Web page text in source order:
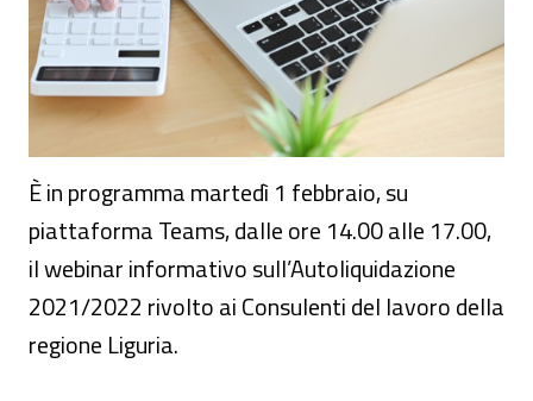
È in programma martedì 1 febbraio, su
piattaforma Teams, dalle ore 14.00 alle 17.00,
il webinar informativo sull’Autoliquidazione
2021/2022 rivolto ai Consulenti del lavoro della
regione Liguria.